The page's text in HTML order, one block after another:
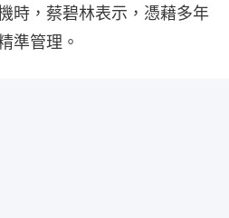
時，蔡碧林表示，憑藉多年
準管理。